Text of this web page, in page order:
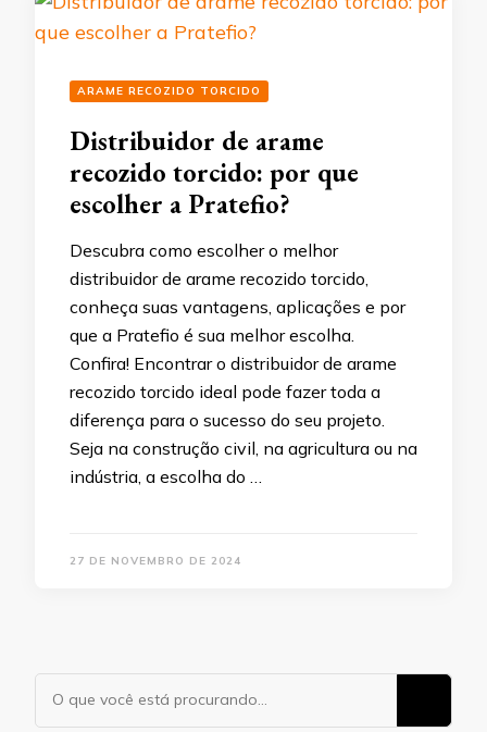
ARAME RECOZIDO TORCIDO
Distribuidor de arame
recozido torcido: por que
escolher a Pratefio?
Descubra como escolher o melhor
distribuidor de arame recozido torcido,
conheça suas vantagens, aplicações e por
que a Pratefio é sua melhor escolha.
Confira! Encontrar o distribuidor de arame
recozido torcido ideal pode fazer toda a
diferença para o sucesso do seu projeto.
Seja na construção civil, na agricultura ou na
indústria, a escolha do …
27 DE NOVEMBRO DE 2024
Procurando
algo?